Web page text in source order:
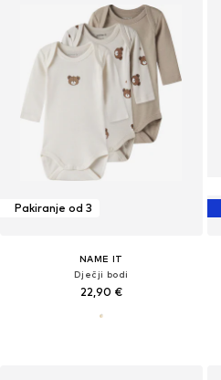
Pakiranje od 3
NAME IT
Dječji bodi
22,90 €